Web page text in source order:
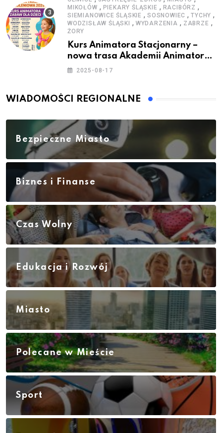
MIKOŁÓW , PIEKARY ŚLĄSKIE , RACIBÓRZ ,
SIEMIANOWICE ŚLĄSKIE ,SOSNOWIEC ,TYCHY ,
WODZISŁAW ŚLĄSKI , WYDARZENIA , ZABRZE ,
ŻORY
Kurs Animatora Stacjonarny –
nowa trasa Akademii Animatora
– jesień 2025
2025-08-17
WIADOMOŚCI REGIONALNE
Bezpieczne Miasto
Biznes i Finanse
Czas Wolny
Edukacja i Rozwój
Miasto
Polecane w Mieście
Sport